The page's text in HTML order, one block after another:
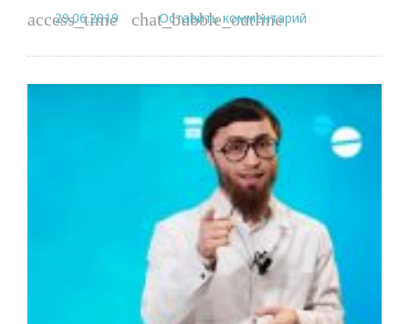
access_time
29.06.2019 chat_bubble_outline
Оставить комментарий